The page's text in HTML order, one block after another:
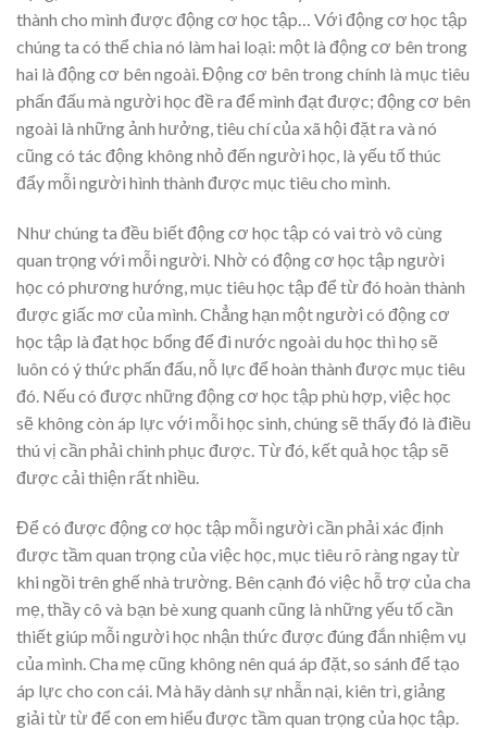
thành cho mình được động cơ học tập… Với động cơ học tập
chúng ta có thể chia nó làm hai loại: một là động cơ bên trong
hai là động cơ bên ngoài. Động cơ bên trong chính là mục tiêu
phấn đấu mà người học đề ra để mình đạt được; động cơ bên
ngoài là những ảnh hưởng, tiêu chí của xã hội đặt ra và nó
cũng có tác động không nhỏ đến người học, là yếu tố thúc
đẩy mỗi người hình thành được mục tiêu cho mình.
Như chúng ta đều biết động cơ học tập có vai trò vô cùng
quan trọng với mỗi người. Nhờ có động cơ học tập người
học có phương hướng, mục tiêu học tập để từ đó hoàn thành
được giấc mơ của mình. Chẳng hạn một người có động cơ
học tập là đạt học bổng để đi nước ngoài du học thì họ sẽ
luôn có ý thức phấn đấu, nỗ lực để hoàn thành được mục tiêu
đó. Nếu có được những động cơ học tập phù hợp, việc học
sẽ không còn áp lực với mỗi học sinh, chúng sẽ thấy đó là điều
thú vị cần phải chinh phục được. Từ đó, kết quả học tập sẽ
được cải thiện rất nhiều.
Để có được động cơ học tập mỗi người cần phải xác định
được tầm quan trọng của việc học, mục tiêu rõ ràng ngay từ
khi ngồi trên ghế nhà trường. Bên cạnh đó việc hỗ trợ của cha
mẹ, thầy cô và bạn bè xung quanh cũng là những yếu tố cần
thiết giúp mỗi người học nhận thức được đúng đắn nhiệm vụ
của mình. Cha mẹ cũng không nên quá áp đặt, so sánh để tạo
áp lực cho con cái. Mà hãy dành sự nhẫn nại, kiên trì, giảng
giải từ từ để con em hiểu được tầm quan trọng của học tập.